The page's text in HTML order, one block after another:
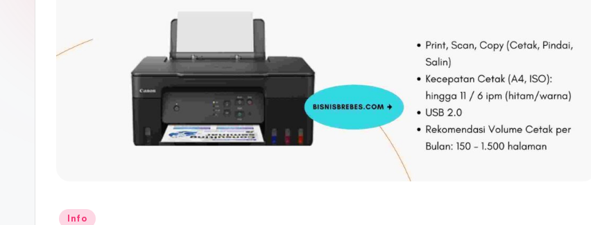
Posted
Info